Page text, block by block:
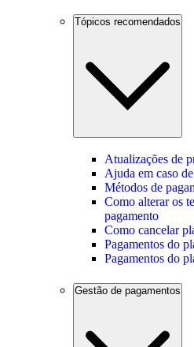
Tópicos recomendados
Atualizações de
Ajuda em caso
Métodos de
Como alterar os
pagamento
Como cancelar
Pagamentos do
Pagamentos do
Gestão de pagamentos